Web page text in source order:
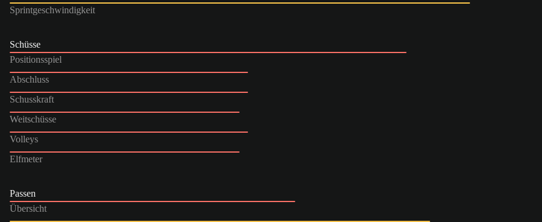
Sprintgeschwindigkeit
Schüsse
Positionsspiel
Abschluss
Schusskraft
Weitschüsse
Volleys
Elfmeter
Passen
Übersicht